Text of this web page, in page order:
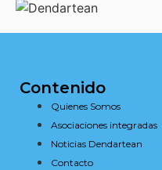
Contenido
Quienes Somos
Asociaciones integradas
Noticias Dendartean
Contacto